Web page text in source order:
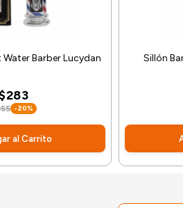
Barber Lucydan
-20%
al Carrito
Sillón